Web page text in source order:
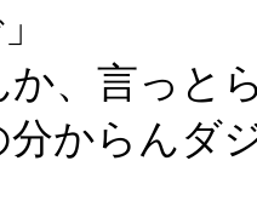
、言っと
からんダ